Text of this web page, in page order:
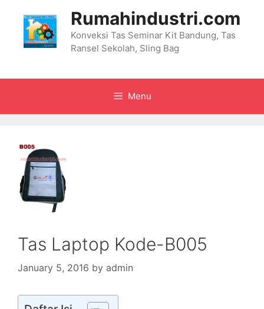
Rumahindustri.com
Konveksi Tas Seminar Kit Bandung, Tas
Ransel Sekolah, Sling Bag
Menu
Tas Laptop Kode-B005
January 5, 2016 by admin